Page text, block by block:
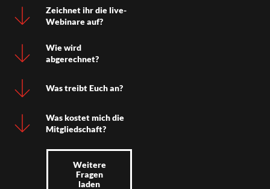
Zeichnet ihr die live-
Webinare auf?
Wie wird
abgerechnet?
Was treibt Euch an?
Was kostet mich die
Mitgliedschaft?
Weitere
Fragen
laden